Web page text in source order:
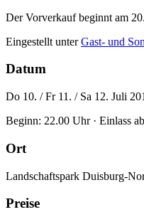
Der Vorverkauf beginnt am
Eingestellt unterGast- und
Datum
Do 10. / Fr 11. / Sa 12. Juli
Beginn: 22.00 Uhr · Einlass
Ort
Landschaftspark Duisburg-
Preise